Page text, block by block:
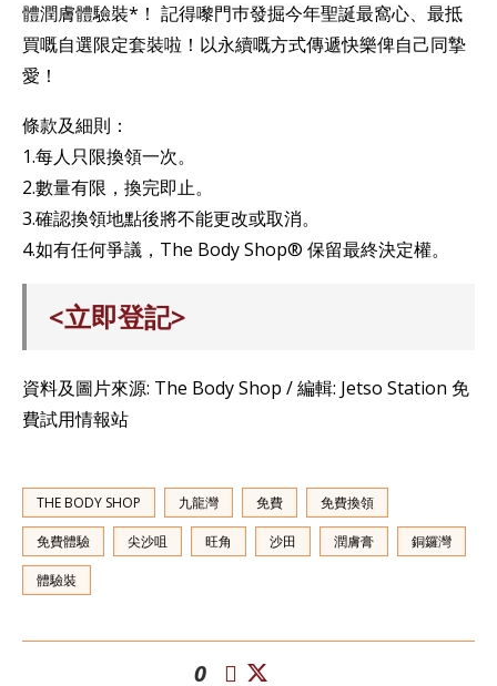
體潤膚體驗裝*！ 記得嚟門巿發掘今年聖誕最窩心、最抵
買嘅自選限定套裝啦！以永續嘅方式傳遞快樂俾自己同摯
愛！
條款及細則：
1.每人只限換領一次。
2.數量有限，換完即止。
3.確認換領地點後將不能更改或取消。
4.如有任何爭議，The Body Shop®️ 保留最終決定權。
<立即登記>
資料及圖片來源: The Body Shop / 編輯: Jetso Station 免
費試用情報站
THE BODY SHOP 九龍灣 免費 免費換領
免費體驗 尖沙咀 旺角 沙田 潤膚膏 銅鑼灣
體驗裝
0